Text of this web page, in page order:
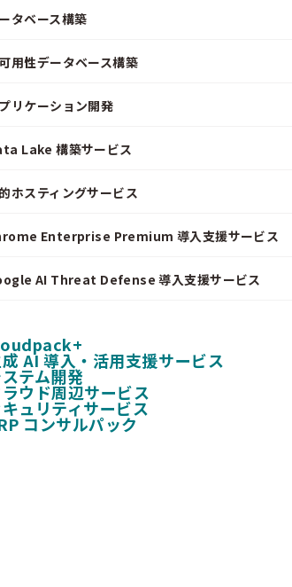
タベース構築
用性データベース構築
リケーション開発
Lake 構築サービス
ホスティングサービス
Enterprise Premium 導入支援サービス
AI Threat Defense 導入支援サービス
AI 導入・活用支援サービス
テム開発
ウド周辺サービス
ュリティサービス
コンサルパック